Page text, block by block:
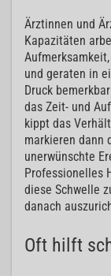
Ärztinnen und
Kapazitäten
und geraten in
Druck
das Zeit- und
kippt das
markieren dann
unerwünschte
Professionelles
diese Schwelle
danach
Oft hilft